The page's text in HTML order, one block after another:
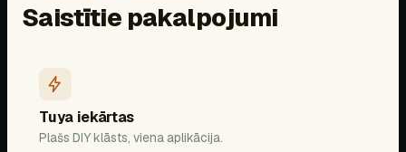
Saistītie pakalpojumi
Tuya iekārtas
Plašs DIY klāsts, viena aplikācija.